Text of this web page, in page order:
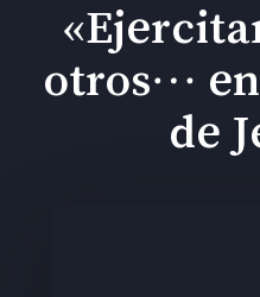
otros…
de